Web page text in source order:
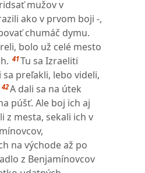
mužov v
ako v prvom boji -,
chumáč dymu.
bolo už celé mesto
41Tu sa Izraeliti
preľakli, lebo videli,
42A dali sa na útek
púšť. Ale boj ich aj
z mesta, sekali ich v
na východe až po
z Benjamínovcov